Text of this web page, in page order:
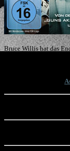
Bruce Willis hat das